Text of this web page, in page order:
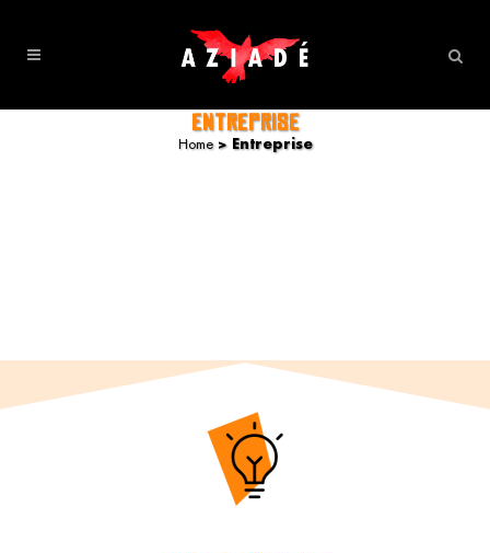
ENTREPRISE
Home> Entreprise